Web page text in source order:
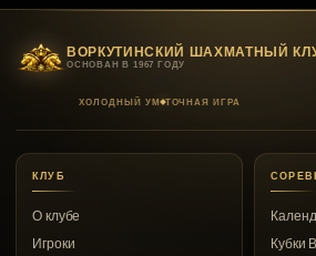
ВОРКУТИНСКИЙ ШАХМАТНЫЙ
ОСНОВАН В 1967 ГОДУ
ХОЛОДНЫЙ УМ ТОЧНАЯ ИГРА
КЛУБ
О клубе
Игроки
Кубки